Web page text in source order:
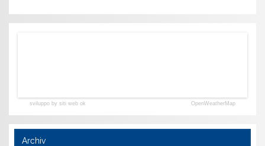
sviluppo by siti web ok OpenWeatherMap
Archiv